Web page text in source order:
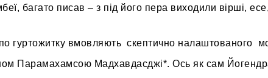
багато писав – з під його пера виходили вірші,
гуртожитку вмовляють скептично налаштованого
Парамахамсою Мадхавдасджі*. Ось як сам